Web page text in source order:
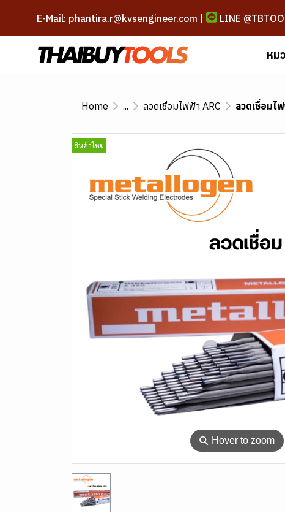
E-Mail: phantira.r@kvsengineer.com | LINE
หม
Home ... ลวดเชื่อมไฟฟ้า ARC ลวดเชื่อมไ
⚲ Hover to zoom
สินค้าใหม่